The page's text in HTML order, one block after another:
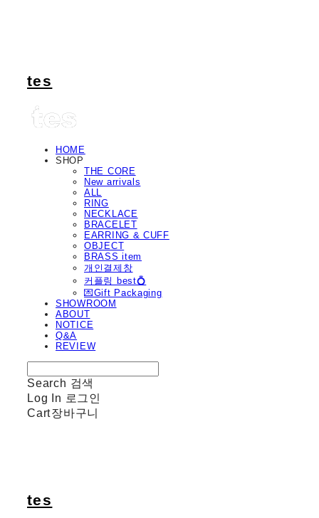
tes
HOME
SHOP
THE CORE
New arrivals
ALL
RING
NECKLACE
BRACELET
EARRING & CUFF
OBJECT
BRASS item
개인결제창
커플링 best💍
💌Gift Packaging
SHOWROOM
ABOUT
NOTICE
Q&A
REVIEW
Search 검색
Log In 로그인
Cart장바구니
tes